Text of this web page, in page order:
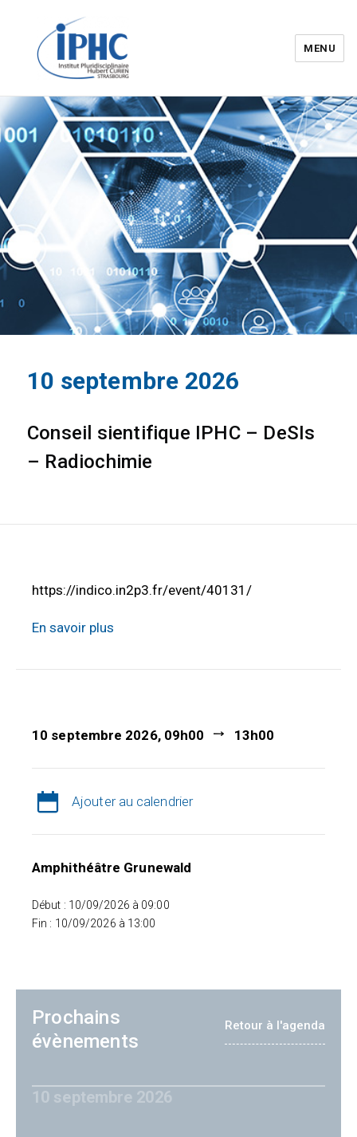
Institut pluridisciplinaire Hubert
Curien – IPHC
MENU
10 septembre 2026
Conseil sientifique IPHC – DeSIs
– Radiochimie
https://indico.in2p3.fr/event/40131/
En savoir plus
10 septembre 2026, 09h00 13h00
Ajouter au calendrier
Amphithéâtre Grunewald
Début : 10/09/2026 à 09:00
Fin : 10/09/2026 à 13:00
Prochains
évènements
Retour à l'agenda
10 septembre 2026